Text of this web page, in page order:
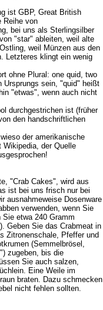
ist GBP, Great British
Reihe von
bei uns als Sterlingsilber
"star" ableiten, weil alte
weil Münzen aus den
Letzteres klingt ein wenig
ohne Plural: one quid, two
Ursprungs sein, "quid" heißt
"etwas", wenn auch nicht
durchgestrichen ist (früher
den handschriftlichen
der amerikanische
der Quelle
"Crab Cakes", wird aus
ist bei uns frisch nur bei
ausnahmeweise Dosenware
verwenden, wenn Sie
etwa 240 Gramm
Geben Sie das Crabmeat in
Zitronenschale, Pfeffer und
(Semmelbrösel,
zugeben, bis die
Sie auch salzen,
Eine Weile im
braten. Dazu schmecken
nicht fehlen sollten.